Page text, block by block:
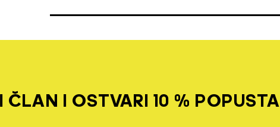
ČLAN I OSTVARI 10 % POPUSTA